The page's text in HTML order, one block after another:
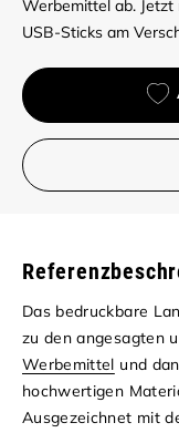
Werbemittel ab. Jetzt
USB-Sticks am
Das bedruckbare
zu den angesagten
Werbemittel und
hochwertigen
Ausgezeichnet mit